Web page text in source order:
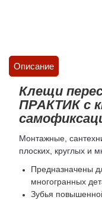
Описание
Клещи
ПРАКТИК с
Монтажные,
плоских, круглых и
Предназначены
многогранных
Зубья